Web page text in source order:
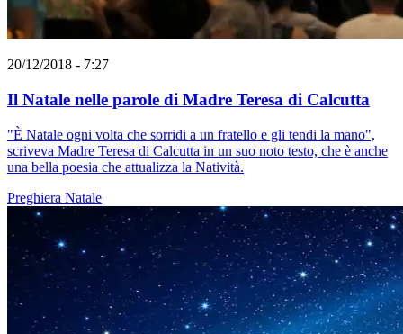
20/12/2018 - 7:27
Il Natale nelle parole di Madre Teresa di Calcutta
"È Natale ogni volta che sorridi a un fratello e gli tendi la mano",
scriveva Madre Teresa di Calcutta in un suo noto testo, che è anche
una bella poesia che attualizza la Natività.
Preghiera Natale